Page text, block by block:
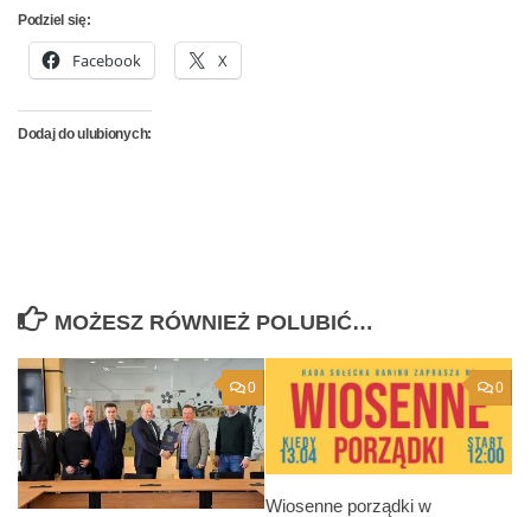
Podziel się:
Facebook X
Dodaj do ulubionych:
MOŻESZ RÓWNIEŻ POLUBIĆ…
0 0
Wiosenne porządki w